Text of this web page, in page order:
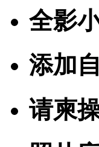
全影
添加
请柬